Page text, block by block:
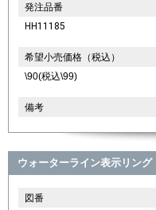
発注品番
HH11185
希望小売価格（税込）
\90(税込\99)
備考
ウォーターライン表示リング
図番